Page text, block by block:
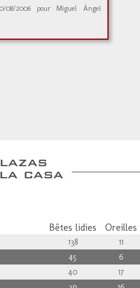
08/2006 pour Miguel Ángel
Bêtes lidies Oreilles
138
11
45
6
40
17